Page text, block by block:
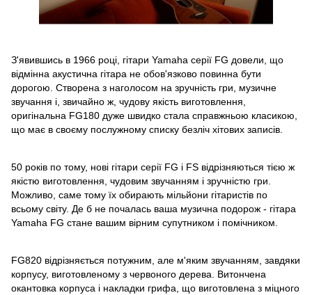
З'явившись в 1966 році, гітари Yamaha серії FG довели, що
відмінна акустична гітара не обов'язково повинна бути
дорогою. Створена з наголосом на зручність гри, музичне
звучання і, звичайно ж, чудову якість виготовлення,
оригінальна FG180 дуже швидко стала справжньою класикою,
що має в своєму послужному списку безліч хітових записів.
50 років по тому, нові гітари серії FG і FS відрізняються тією ж
якістю виготовлення, чудовим звучанням і зручністю гри.
Можливо, саме тому їх обирають мільйони гітаристів по
всьому світу. Де б не почалась ваша музична подорож - гітара
Yamaha FG стане вашим вірним супутником і помічником.
FG820 відрізняється потужним, але м'яким звучанням, завдяки
корпусу, виготовленому з червоного дерева. Витончена
окантовка корпуса і накладки грифа, що виготовлена ​​з міцного